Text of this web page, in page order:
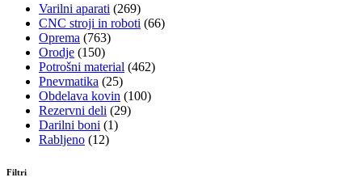
Varilni aparati (269)
CNC stroji in roboti (66)
Oprema (763)
Orodje (150)
Potrošni material (462)
Pnevmatika (25)
Obdelava kovin (100)
Rezervni deli (29)
Darilni boni (1)
Rabljeno (12)
Filtri